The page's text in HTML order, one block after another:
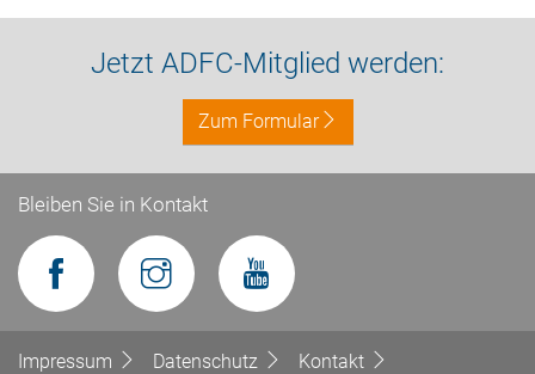
Jetzt ADFC-Mitglied werden:
Zum Formular
Bleiben Sie in Kontakt
Impressum Datenschutz Kontakt